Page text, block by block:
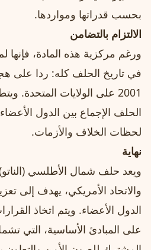
بحسب قدراتها ومواردها.
الالتزام بالتضامن
ورغم مركزية هذه المادة،
2001 على الولايات المتحدة.
الحلف الإجماع بين الدول
لحظات الخلاف والأزمات.
نهاية
ويعد حلف شمال الأطلسي
والاتحاد الأمريكي، يهدف إلى
الدول الأعضاء. ويتم اتخاذ
على المبادئ الأساسية، التي